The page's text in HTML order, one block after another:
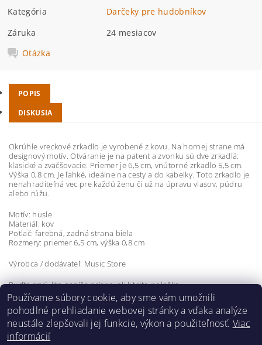
Kategória
Darčeky pre hudobníkov
Záruka
24 mesiacov
Otázka
POPIS
DISKUSIA
Okrúhle vreckové zrkadlo je vyrobené z kovu. Na hornej strane má
designový motív. Otváranie je na patent a zvonku sú dve zrkadlá:
klasické a zväčšovacie. Priemer je 6,5 cm, vnútorné zrkadlo 5,5 cm.
Výška 0,8 cm. Je ľahké, ideálne na cesty a do kabelky. Toto zrkadlo je
nenahraditeľná vec pre každú ženu či už na úpravu vlasov, púdru
alebo rúžu.
Motív: husle
Materiál: kov
Potlač: farebná, zadná strana biela
Rozmery: priemer 6,5 cm, výška 0,8 cm
Výrobca / dodávateľ: Music Store
Buďte prvý, kto napíše príspevok k tejto položke.
Pridať komentár
Používame súbory cookie, aby sme vám umožnili
pohodlné prehliadanie webovej stránky a vďaka analýze
neustále zlepšovali jej funkcie, výkon a použiteľnosť. Viac
informácií